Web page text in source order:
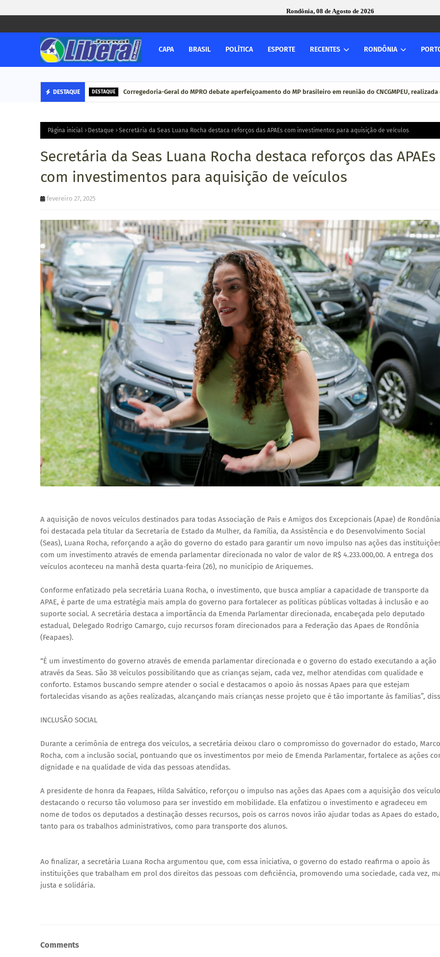
Rondônia, 08 de Agosto de 2026
CAPA BRASIL POLÍTICA ESPORTE RECENTES RONDÔNIA
DESTAQUE DESTAQUE Corregedoria-Geral do MPRO debate aperfeiçoamento do MP brasileiro em reunião do CNCGMPEU,
Página inicial Destaque Secretária da Seas Luana Rocha destaca reforços das APAEs com investimentos para aquisição de veículos
Secretária da Seas Luana Rocha destaca reforços das APAEs
com investimentos para aquisição de veículos
fevereiro 27, 2025
A aquisição de novos veículos destinados para todas Associação de Pais e Amigos dos Excepcionais (Apae) de
foi destacada pela titular da Secretaria de Estado da Mulher, da Família, da Assistência e do Desenvolvimento Social
(Seas), Luana Rocha, reforçando a ação do governo do estado para garantir um novo impulso nas ações das
com um investimento através de emenda parlamentar direcionada no valor de valor de R$ 4.233.000,00. A entrega dos
veículos aconteceu na manhã desta quarta-feira (26), no município de Ariquemes.
Conforme enfatizado pela secretária Luana Rocha, o investimento, que busca ampliar a capacidade de transporte da
APAE, é parte de uma estratégia mais ampla do governo para fortalecer as políticas públicas voltadas à inclusão e ao
suporte social. A secretária destaca a importância da Emenda Parlamentar direcionada, encabeçada pelo deputado
estadual, Delegado Rodrigo Camargo, cujo recursos foram direcionados para a Federação das Apaes de Rondônia
(Feapaes).
“É um investimento do governo através de emenda parlamentar direcionada e o governo do estado executando a ação
através da Seas. São 38 veículos possibilitando que as crianças sejam, cada vez, melhor atendidas com qualidade e
conforto. Estamos buscando sempre atender o social e destacamos o apoio às nossas Apaes para que estejam
fortalecidas visando as ações realizadas, alcançando mais crianças nesse projeto que é tão importante às famílias”,
INCLUSÃO SOCIAL
Durante a cerimônia de entrega dos veículos, a secretária deixou claro o compromisso do governador do estado,
Rocha, com a inclusão social, pontuando que os investimentos por meio de Emenda Parlamentar, fortalece as ações
dignidade e na qualidade de vida das pessoas atendidas.
A presidente de honra da Feapaes, Hilda Salvático, reforçou o impulso nas ações das Apaes com a aquisição dos
destacando o recurso tão volumoso para ser investido em mobilidade. Ela enfatizou o investimento e agradeceu em
nome de todos os deputados a destinação desses recursos, pois os carros novos irão ajudar todas as Apaes do estado,
tanto para os trabalhos administrativos, como para transporte dos alunos.
Ao finalizar, a secretária Luana Rocha argumentou que, com essa iniciativa, o governo do estado reafirma o apoio às
instituições que trabalham em prol dos direitos das pessoas com deficiência, promovendo uma sociedade, cada vez,
justa e solidária.
Comments